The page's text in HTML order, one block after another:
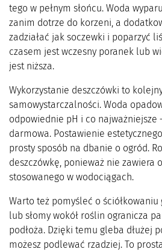
tego w pełnym słońcu. Woda
zanim dotrze do korzeni, a
zadziałać jak soczewki i poparzyć
czasem jest wczesny poranek lub
jest niższa.
Wykorzystanie deszczówki to
samowystarczalności. Woda
odpowiednie pH i co najważniejsze
darmowa. Postawienie
prosty sposób na dbanie o ogród.
deszczówkę, ponieważ nie zawiera
stosowanego w wodociągach.
Warto też pomyśleć o ściółkowaniu
lub słomy wokół roślin ogranicza
podłoża. Dzięki temu gleba dłużej
możesz podlewać rzadziej. To